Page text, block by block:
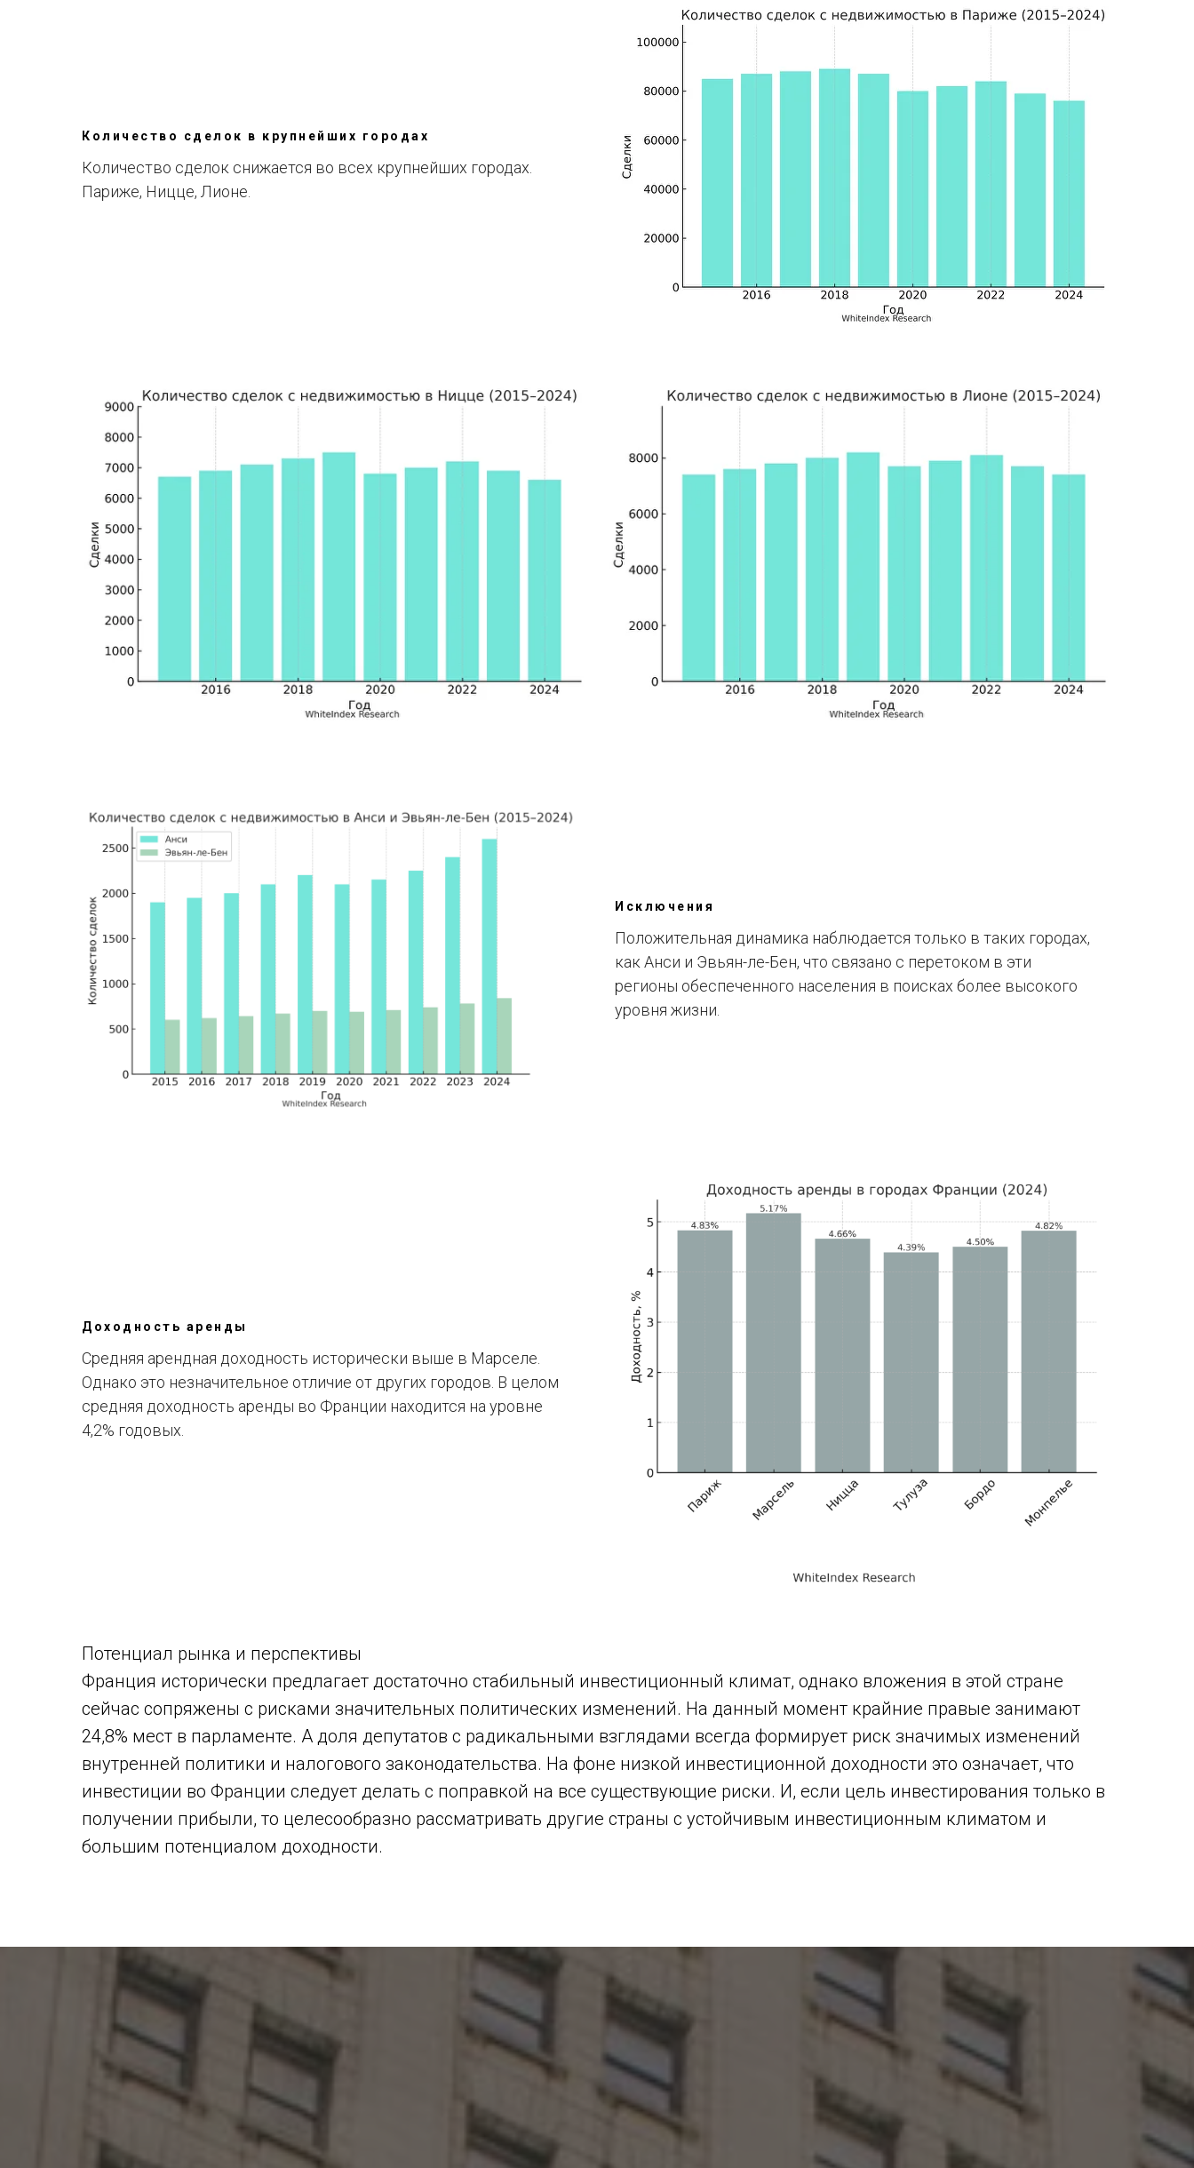
Количество сделок в крупнейших городах
Количество сделок снижается во всех крупнейших городах.
Париже, Ницце, Лионе.
Исключения
Положительная динамика наблюдается только в таких городах,
как Анси и Эвьян-ле-Бен, что связано с перетоком в эти
регионы обеспеченного населения в поисках более высокого
уровня жизни.
Доходность аренды
Средняя арендная доходность исторически выше в Марселе.
Однако это незначительное отличие от других городов. В целом
средняя доходность аренды во Франции находится на уровне
4,2% годовых.
Потенциал рынка и перспективы
Франция исторически предлагает достаточно стабильный инвестиционный климат, однако вложения в этой стране
сейчас сопряжены с рисками значительных политических изменений. На данный момент крайние правые занимают
24,8% мест в парламенте. А доля депутатов с радикальными взглядами всегда формирует риск значимых изменений
внутренней политики и налогового законодательства. На фоне низкой инвестиционной доходности это означает, что
инвестиции во Франции следует делать с поправкой на все существующие риски. И, если цель инвестирования только в
получении прибыли, то целесообразно рассматривать другие страны с устойчивым инвестиционным климатом и
большим потенциалом доходности.